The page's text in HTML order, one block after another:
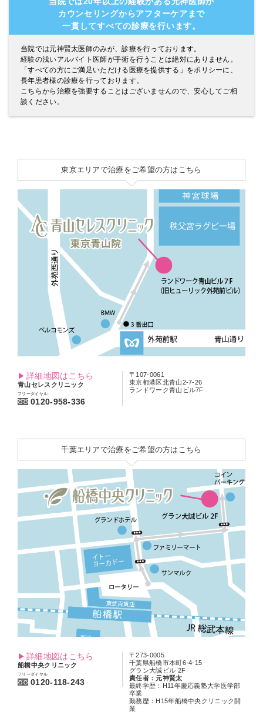
カウンセリングからアフターケアまで
一貫してすべての診療を行います。
当院では元神賢太医師のみが、診療を行っております。
経験の浅いアルバイト医師が手術を行うことは絶対にありません。
「すべての方にご満足いただける医療を提供する」をポリシーに、
長年患者様の診療を行っております。
こちらから治療を強要することはございませんので、安心してご相
談ください。
東京エリアで治療をご希望の方はこちら
詳細地図はこちら
青山セレスクリニック
フリーダイヤル
0120-958-336
〒107-0061
東京都港区北青山2-7-26
ランドワーク青山ビル7F
千葉エリアで治療をご希望の方はこちら
詳細地図はこちら
船橋中央クリニック
フリーダイヤル
0120-118-243
〒273-0005
千葉県船橋市本町6-4-15
グラン大誠ビル 2F
責任者：元神賢太
最終学歴：H11年慶応義塾大学医学部
卒業
勤務歴：H15年船橋中央クリニック開
業